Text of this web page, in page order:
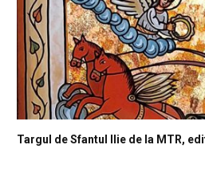
Targul de Sfantul Ilie de la MTR,